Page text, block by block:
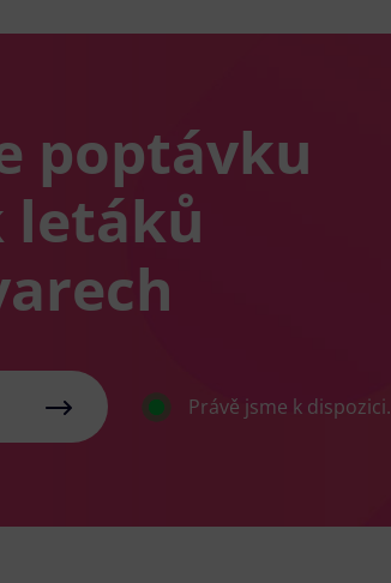
poptávku
letáků
Právě jsme k dispozici.